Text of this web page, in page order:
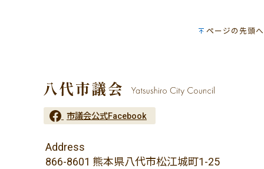
ページの先頭へ
市議会公式Facebook
Address
866-8601 熊本県八代市松江城町1-25